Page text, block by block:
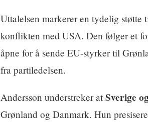
Uttalelsen markerer en tydelig støtte
konflikten med USA. Den følger et
åpne for å sende EU-styrker til
fra partiledelsen.
Andersson understreker at Sverige
Grønland og Danmark. Hun